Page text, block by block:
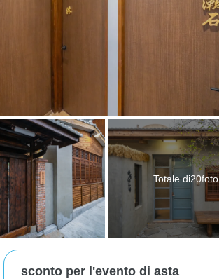
Totale di20foto
sconto per l'evento di asta